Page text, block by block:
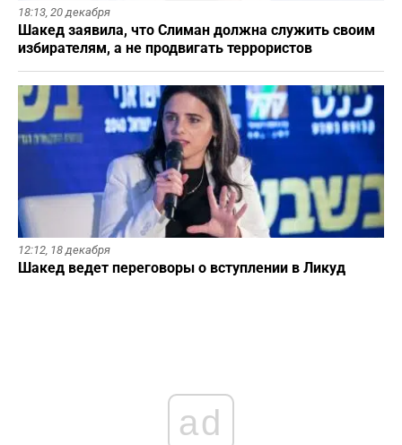
18:13, 20 декабря
Шакед заявила, что Слиман должна служить своим
избирателям, а не продвигать террористов
12:12, 18 декабря
Шакед ведет переговоры о вступлении в Ликуд
ad